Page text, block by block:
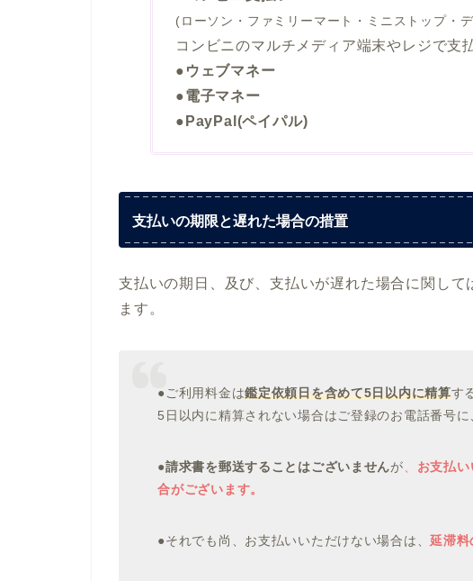
(ローソン・ファミリーマート・ミニストップ・
コンビニのマルチメディア端末やレジで支
●ウェブマネー
●電子マネー
●PayPal(ペイパル)
支払いの期限と遅れた場合の措置
支払いの期日、及び、支払いが遅れた場合に関し
ます。
●ご利用料金は鑑定依頼日を含めて5日以内に精算す
5日以内に精算されない場合はご登録のお電話番号に
●請求書を郵送することはございませんが
お支払
合がございます。
●それでも尚、お支払いいただけない場合は、延滞料